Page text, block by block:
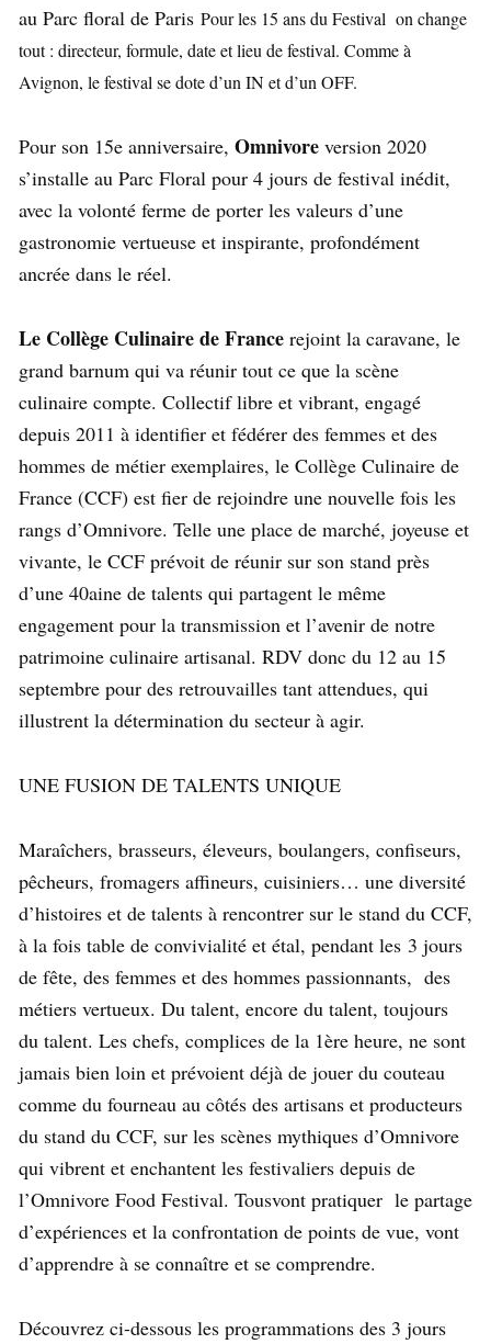
au Parc floral de Paris Pour les 15 ans du Festival on change
tout : directeur, formule, date et lieu de festival. Comme à
Avignon, le festival se dote d’un IN et d’un OFF.
Pour son 15e anniversaire, Omnivore version 2020
s’installe au Parc Floral pour 4 jours de festival inédit,
avec la volonté ferme de porter les valeurs d’une
gastronomie vertueuse et inspirante, profondément
ancrée dans le réel.
Le Collège Culinaire de France rejoint la caravane, le
grand barnum qui va réunir tout ce que la scène
culinaire compte. Collectif libre et vibrant, engagé
depuis 2011 à identifier et fédérer des femmes et des
hommes de métier exemplaires, le Collège Culinaire de
France (CCF) est fier de rejoindre une nouvelle fois les
rangs d’Omnivore. Telle une place de marché, joyeuse et
vivante, le CCF prévoit de réunir sur son stand près
d’une 40aine de talents qui partagent le même
engagement pour la transmission et l’avenir de notre
patrimoine culinaire artisanal. RDV donc du 12 au 15
septembre pour des retrouvailles tant attendues, qui
illustrent la détermination du secteur à agir.
UNE FUSION DE TALENTS UNIQUE
Maraîchers, brasseurs, éleveurs, boulangers, confiseurs,
pêcheurs, fromagers affineurs, cuisiniers… une diversité
d’histoires et de talents à rencontrer sur le stand du CCF,
à la fois table de convivialité et étal, pendant les 3 jours
de fête, des femmes et des hommes passionnants, des
métiers vertueux. Du talent, encore du talent, toujours
du talent. Les chefs, complices de la 1ère heure, ne sont
jamais bien loin et prévoient déjà de jouer du couteau
comme du fourneau au côtés des artisans et producteurs
du stand du CCF, sur les scènes mythiques d’Omnivore
qui vibrent et enchantent les festivaliers depuis de
l’Omnivore Food Festival. Tousvont pratiquer le partage
d’expériences et la confrontation de points de vue, vont
d’apprendre à se connaître et se comprendre.
Découvrez ci-dessous les programmations des 3 jours